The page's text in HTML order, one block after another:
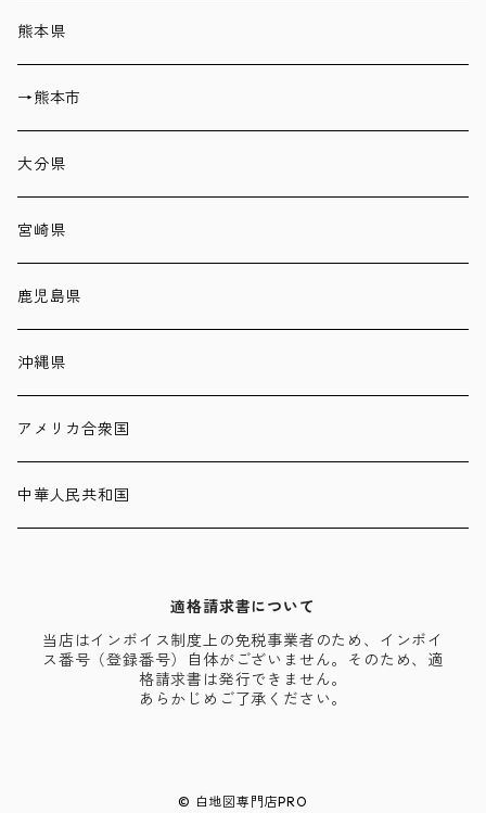
熊本県
→熊本市
大分県
宮崎県
鹿児島県
沖縄県
アメリカ合衆国
中華人民共和国
適格請求書について
当店はインボイス制度上の免税事業者のため、インボイ
ス番号（登録番号）自体がございません。そのため、適
格請求書は発行できません。
あらかじめご了承ください。
© 白地図専門店PRO